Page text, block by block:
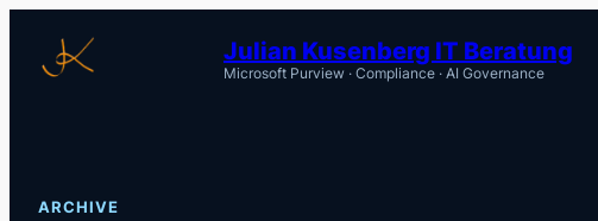
Inhalt
Julian Kusenberg IT Beratung
Microsoft Purview · Compliance · AI Governance
ARCHIVE